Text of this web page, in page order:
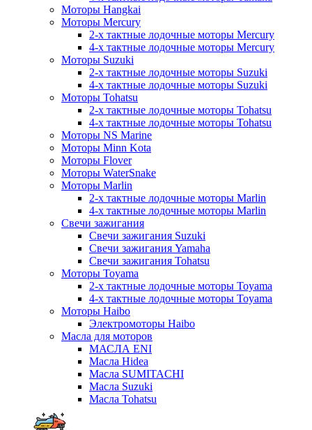
Моторы Hangkai
Моторы Mercury
2-х тактные лодочные моторы Mercury
4-х тактные лодочные моторы Mercury
Моторы Suzuki
2-х тактные лодочные моторы Suzuki
4-х тактные лодочные моторы Suzuki
Моторы Tohatsu
2-х тактные лодочные моторы Tohatsu
4-х тактные лодочные моторы Tohatsu
Моторы NS Marine
Моторы Minn Kota
Моторы Flover
Моторы WaterSnake
Моторы Marlin
2-х тактные лодочные моторы Marlin
4-х тактные лодочные моторы Marlin
Свечи зажигания
Свечи зажигания Suzuki
Свечи зажигания Yamaha
Свечи зажигания Tohatsu
Моторы Toyama
2-х тактные лодочные моторы Toyama
4-х тактные лодочные моторы Toyama
Моторы Haibo
Электромоторы Haibo
Масла для моторов
МАСЛА ENI
Масла Hidea
Масла SUMITACHI
Масла Suzuki
Масла Tohatsu